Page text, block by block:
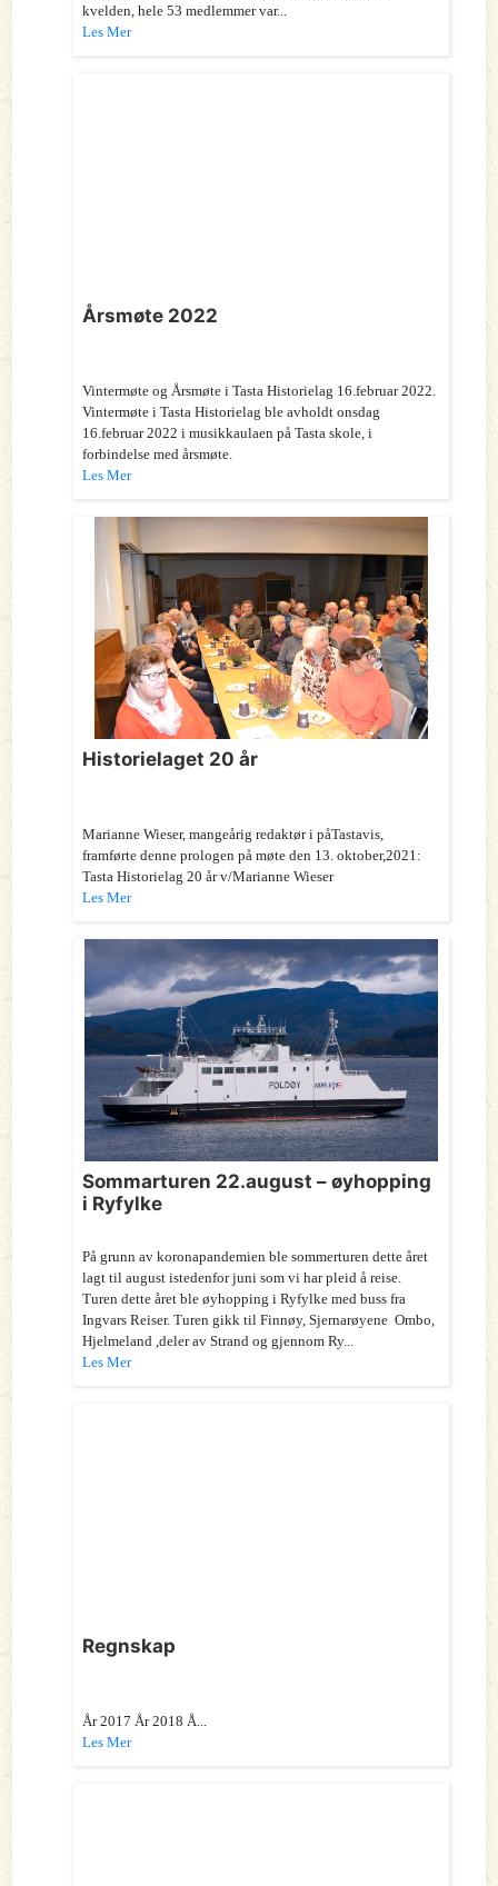
kvelden, hele 53 medlemmer var...
Les Mer
Årsmøte 2022
Vintermøte og Årsmøte i Tasta Historielag 16.februar 2022.
Vintermøte i Tasta Historielag ble avholdt onsdag
16.februar 2022 i musikkaulaen på Tasta skole, i
forbindelse med årsmøte.
Les Mer
Historielaget 20 år
Marianne Wieser, mangeårig redaktør i påTastavis,
framførte denne prologen på møte den 13. oktober,2021:
Tasta Historielag 20 år v/Marianne Wieser
Les Mer
Sommarturen 22.august – øyhopping
i Ryfylke
På grunn av koronapandemien ble sommerturen dette året
lagt til august istedenfor juni som vi har pleid å reise.
Turen dette året ble øyhopping i Ryfylke med buss fra
Ingvars Reiser. Turen gikk til Finnøy, Sjernarøyene Ombo,
Hjelmeland ,deler av Strand og gjennom Ry...
Les Mer
Regnskap
År 2017 År 2018 Å...
Les Mer